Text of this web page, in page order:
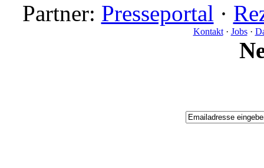
Partner: Presseportal ·
Kontakt· Jobs·